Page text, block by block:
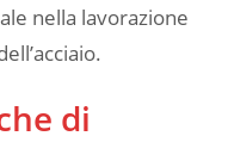
nella lavorazione
di